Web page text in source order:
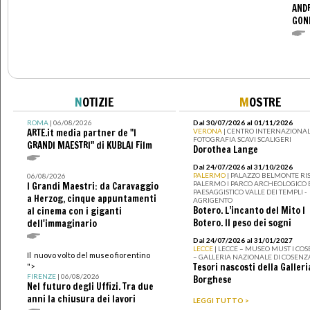
NOTIZIE
ROMA| 06/08/2026
ARTE.it media partner de "I
GRANDI MAESTRI" di KUBLAI Film
06/08/2026
I Grandi Maestri: da Caravaggio
a Herzog, cinque appuntamenti
al cinema con i giganti
dell'immaginario
Il nuovo volto del museo fiorentino
">
FIRENZE| 06/08/2026
Nel futuro degli Uffizi. Tra due
anni la chiusura dei lavori
MOSTRE
Dal 30/07/2026 al 01/11/2026
VERONA | CENTRO
FOTOGRAFIA SCAVI SCALIGERI
Dorothea Lange
Dal 24/07/2026 al 31/10/2026
PALERMO | PALAZZO BELMONTE
PALERMO I PARCO ARCHEOLOGICO
PAESAGGISTICO VALLE DEI TEMPLI -
AGRIGENTO
Botero. L’incanto del Mito I
Botero. Il peso dei sogni
Dal 24/07/2026 al 31/01/2027
LECCE | LECCE – MUSEO MUST I
– GALLERIA NAZIONALE DI
Tesori nascosti della
Borghese
LEGGI TUTTO >